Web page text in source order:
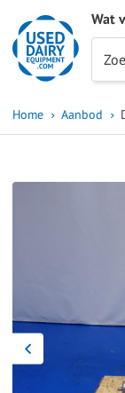
Wat
Home Aanbod